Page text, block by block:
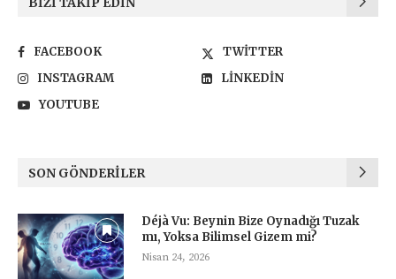
FACEBOOK
TWITTER
INSTAGRAM
LINKEDIN
YOUTUBE
SON GÖNDERILER
Déjà Vu: Beynin Bize Oynadığı Tuzak
mı, Yoksa Bilimsel Gizem mi?
Nisan 24, 2026